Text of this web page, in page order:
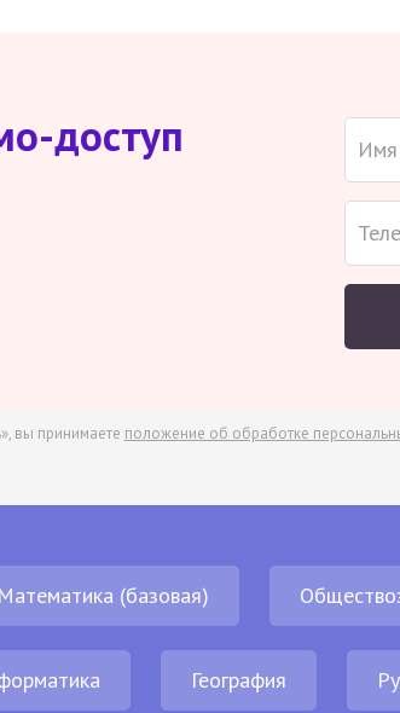
доступ
вы принимаете положение об обработке
Математика (базовая)
География